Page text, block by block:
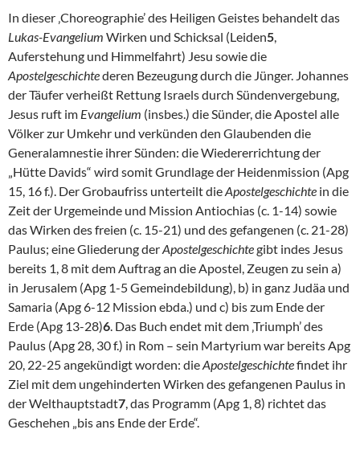
In dieser ‚Choreographie’ des Heiligen Geistes behandelt das
Lukas-Evangelium Wirken und Schicksal (Leiden5,
Auferstehung und Himmelfahrt) Jesu sowie die
Apostelgeschichtederen Bezeugung durch die Jünger. Johannes
der Täufer verheißt Rettung Israels durch Sündenvergebung,
Jesus ruft im Evangelium (insbes.) die Sünder, die Apostel alle
Völker zur Umkehr und verkünden den Glaubenden die
Generalamnestie ihrer Sünden: die Wiedererrichtung der
„Hütte Davids“ wird somit Grundlage der Heidenmission (Apg
15, 16 f.). Der Grobaufriss unterteilt dieApostelgeschichte in die
Zeit der Urgemeinde und Mission Antiochias (c. 1-14) sowie
das Wirken des freien (c. 15-21) und des gefangenen (c. 21-28)
Paulus; eine Gliederung derApostelgeschichtegibt indes Jesus
bereits 1, 8 mit dem Auftrag an die Apostel, Zeugen zu sein a)
in Jerusalem (Apg 1-5 Gemeindebildung), b) in ganz Judäa und
Samaria (Apg 6-12 Mission ebda.) und c) bis zum Ende der
Erde (Apg 13-28)6. Das Buch endet mit dem ‚Triumph’ des
Paulus (Apg 28, 30 f.) in Rom – sein Martyrium war bereits Apg
20, 22-25 angekündigt worden: dieApostelgeschichtefindet ihr
Ziel mit dem ungehinderten Wirken des gefangenen Paulus in
der Welthauptstadt7, das Programm (Apg 1, 8) richtet das
Geschehen „bis ans Ende der Erde“.